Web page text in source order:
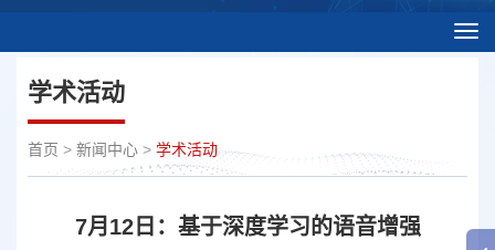
学术活动
首页 > 新闻中心 > 学术活动
7月12日：基于深度学习的语音增强